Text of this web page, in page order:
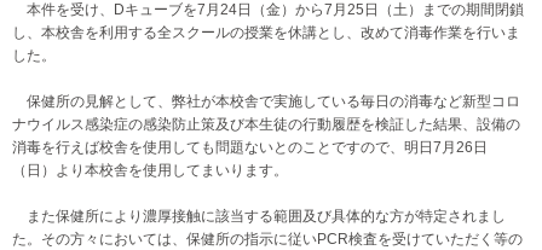
本件を受け、Dキューブを7月24日（金）から7月25日（土）までの期間閉鎖
し、本校舎を利用する全スクールの授業を休講とし、改めて消毒作業を行いま
した。
保健所の見解として、弊社が本校舎で実施している毎日の消毒など新型コロ
ナウイルス感染症の感染防止策及び本生徒の行動履歴を検証した結果、設備の
消毒を行えば校舎を使用しても問題ないとのことですので、明日7月26日
（日）より本校舎を使用してまいります。
また保健所により濃厚接触に該当する範囲及び具体的な方が特定されまし
た。その方々においては、保健所の指示に従いPCR検査を受けていただく等の